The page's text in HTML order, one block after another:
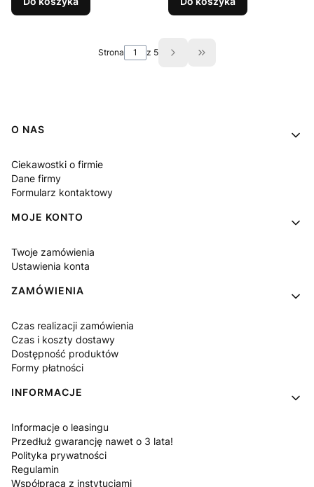
Strona z 5 Przejdź do ostatniej
Linki w stopce
O NAS
Ciekawostki o firmie
Dane firmy
Formularz kontaktowy
MOJE KONTO
Twoje zamówienia
Ustawienia konta
ZAMÓWIENIA
Czas realizacji zamówienia
Czas i koszty dostawy
Dostępność produktów
Formy płatności
INFORMACJE
Informacje o leasingu
Przedłuż gwarancję nawet o 3 lata!
Polityka prywatności
Regulamin
Współpraca z instytucjami